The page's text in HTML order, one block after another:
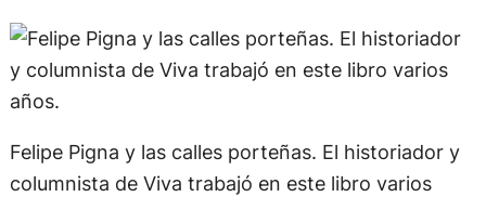
Felipe Pigna y las calles porteñas. El historiador y
columnista de Viva trabajó en este libro varios